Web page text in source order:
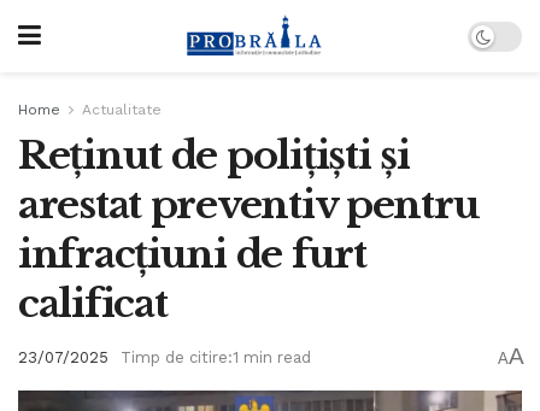
Home Actualitate
Reținut de polițiști și
arestat preventiv pentru
infracțiuni de furt
calificat
23/07/2025 Timp de citire:1 min read AA